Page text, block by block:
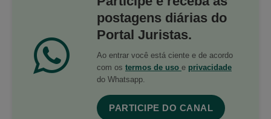
postagens diárias do
Portal Juristas.
Ao entrar você está ciente e de acordo
com os termos de uso e privacidade
do Whatsapp.
PARTICIPE DO CANAL